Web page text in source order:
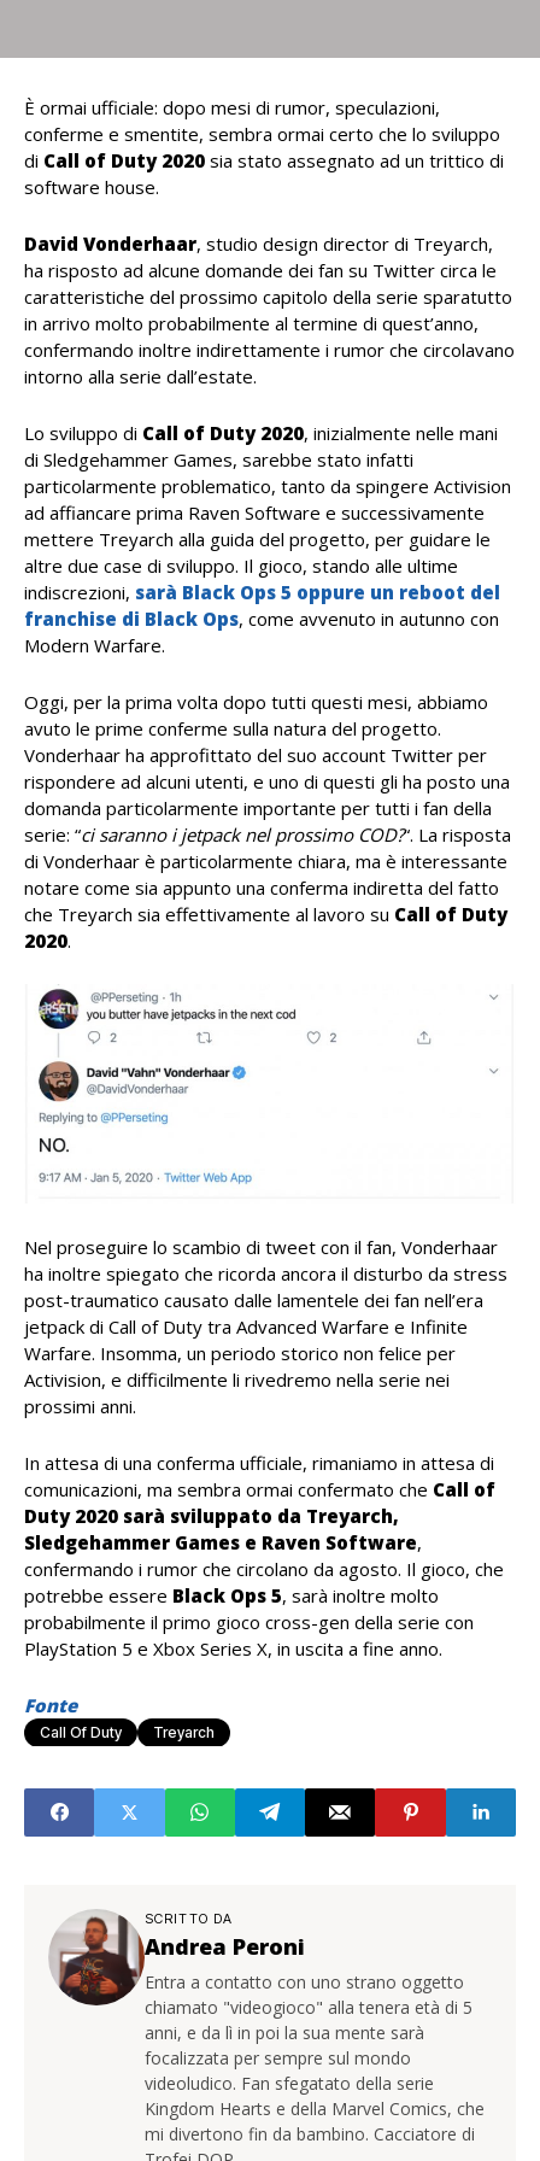
È ormai ufficiale: dopo mesi di rumor, speculazioni,
conferme e smentite, sembra ormai certo che lo sviluppo
di Call of Duty 2020 sia stato assegnato ad un trittico di
software house.
David Vonderhaar, studio design director di Treyarch,
ha risposto ad alcune domande dei fan su Twitter circa le
caratteristiche del prossimo capitolo della serie sparatutto
in arrivo molto probabilmente al termine di quest’anno,
confermando inoltre indirettamente i rumor che circolavano
intorno alla serie dall’estate.
Lo sviluppo di Call of Duty 2020, inizialmente nelle mani
di Sledgehammer Games, sarebbe stato infatti
particolarmente problematico, tanto da spingere Activision
ad affiancare prima Raven Software e successivamente
mettere Treyarch alla guida del progetto, per guidare le
altre due case di sviluppo. Il gioco, stando alle ultime
indiscrezioni, sarà Black Ops 5 oppure un reboot del
franchise di Black Ops, come avvenuto in autunno con
Modern Warfare.
Oggi, per la prima volta dopo tutti questi mesi, abbiamo
avuto le prime conferme sulla natura del progetto.
Vonderhaar ha approfittato del suo account Twitter per
rispondere ad alcuni utenti, e uno di questi gli ha posto una
domanda particolarmente importante per tutti i fan della
serie: “ci saranno i jetpack nel prossimo COD?“. La risposta
di Vonderhaar è particolarmente chiara, ma è interessante
notare come sia appunto una conferma indiretta del fatto
che Treyarch sia effettivamente al lavoro su Call of Duty
2020.
Nel proseguire lo scambio di tweet con il fan, Vonderhaar
ha inoltre spiegato che ricorda ancora il disturbo da stress
post-traumatico causato dalle lamentele dei fan nell’era
jetpack di Call of Duty tra Advanced Warfare e Infinite
Warfare. Insomma, un periodo storico non felice per
Activision, e difficilmente li rivedremo nella serie nei
prossimi anni.
In attesa di una conferma ufficiale, rimaniamo in attesa di
comunicazioni, ma sembra ormai confermato che Call of
Duty 2020 sarà sviluppato da Treyarch,
Sledgehammer Games e Raven Software,
confermando i rumor che circolano da agosto. Il gioco, che
potrebbe essere Black Ops 5, sarà inoltre molto
probabilmente il primo gioco cross-gen della serie con
PlayStation 5 e Xbox Series X, in uscita a fine anno.
Fonte
Call Of Duty Treyarch
SCRITTO DA
Andrea Peroni
Entra a contatto con uno strano oggetto
chiamato "videogioco" alla tenera età di 5
anni, e da lì in poi la sua mente sarà
focalizzata per sempre sul mondo
videoludico. Fan sfegatato della serie
Kingdom Hearts e della Marvel Comics, che
mi divertono fin da bambino. Cacciatore di